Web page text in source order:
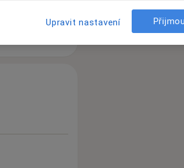
Upravit nastavení